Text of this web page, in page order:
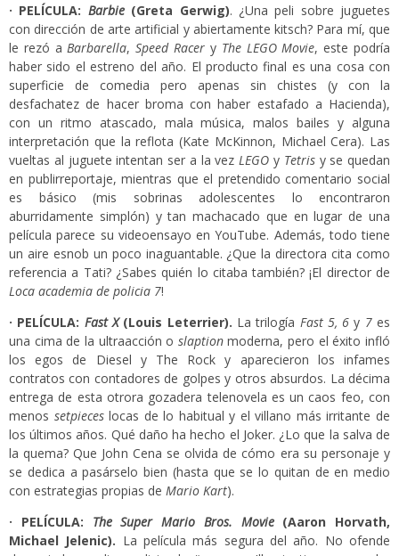
· PELÍCULA: Barbie (Greta Gerwig). ¿Una peli sobre juguetes
con dirección de arte artificial y abiertamente kitsch? Para mí, que
le rezó a Barbarella,Speed Racer y The LEGO Movie, este podría
haber sido el estreno del año. El producto final es una cosa con
superficie de comedia pero apenas sin chistes (y con la
desfachatez de hacer broma con haber estafado a Hacienda),
con un ritmo atascado, mala música, malos bailes y alguna
interpretación que la reflota (Kate McKinnon, Michael Cera). Las
vueltas al juguete intentan ser a la vez LEGO y Tetris y se quedan
en publirreportaje, mientras que el pretendido comentario social
es básico (mis sobrinas adolescentes lo encontraron
aburridamente simplón) y tan machacado que en lugar de una
película parece su videoensayo en YouTube. Además, todo tiene
un aire esnob un poco inaguantable. ¿Que la directora cita como
referencia a Tati? ¿Sabes quién lo citaba también? ¡El director de
Loca academia de policia 7!
· PELÍCULA: Fast X (Louis Leterrier). La trilogía Fast 5, 6y 7es
una cima de la ultraacción o slaptionmoderna, pero el éxito infló
los egos de Diesel y The Rock y aparecieron los infames
contratos con contadores de golpes y otros absurdos. La décima
entrega de esta otrora gozadera telenovela es un caos feo, con
menos setpieceslocas de lo habitual y el villano más irritante de
los últimos años. Qué daño ha hecho el Joker. ¿Lo que la salva de
la quema? Que John Cena se olvida de cómo era su personaje y
se dedica a pasárselo bien (hasta que se lo quitan de en medio
con estrategias propias de Mario Kart).
· PELÍCULA: The Super Mario Bros. Movie (Aaron Horvath,
Michael Jelenic). La película más segura del año. No ofende